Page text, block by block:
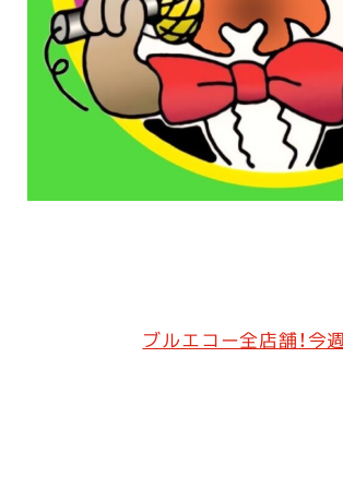
ブルエコー全店舗！今